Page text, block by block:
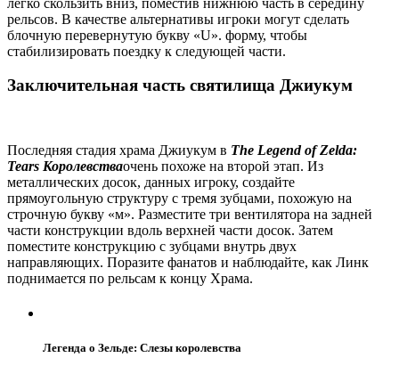
рельсов. В качестве альтернативы игроки могут сделать
блочную перевернутую букву «U». форму, чтобы
стабилизировать поездку к следующей части.
Заключительная часть святилища Джиукум
Последняя стадия храма Джиукум в The Legend of Zelda:
Tears Королевстваочень похоже на второй этап. Из
металлических досок, данных игроку, создайте
прямоугольную структуру с тремя зубцами, похожую на
строчную букву «м». Разместите три вентилятора на задней
части конструкции вдоль верхней части досок. Затем
поместите конструкцию с зубцами внутрь двух
направляющих. Поразите фанатов и наблюдайте, как Линк
поднимается по рельсам к концу Храма.
Легенда о Зельде: Слезы королевства